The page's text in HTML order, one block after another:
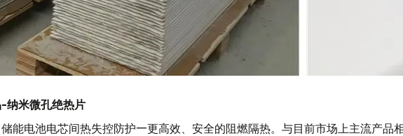
-纳米微孔绝热片
能电池电芯间热失控防护—更高效、安全的阻燃隔热。与目前市场上主流产品